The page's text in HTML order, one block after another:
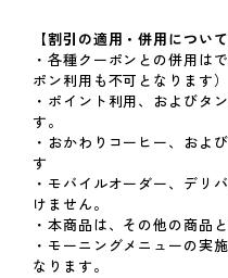
【割引の適用・併用について
・各種クーポンとの併用は
ポン利用も不可となります）
・ポイント利用、およびタ
す。
・おかわりコーヒー、およ
す
・モバイルオーダー、デリ
けません。
・本商品は、その他の商品
・モーニングメニューの実
なります。